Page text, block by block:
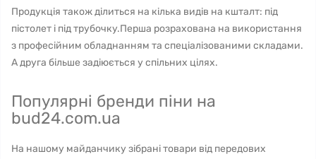
Продукція також ділиться на кілька видів на кшталт: під
пістолет і під трубочку.Перша розрахована на використання
з професійним обладнанням та спеціалізованими складами.
А друга більше задіюється у спільних цілях.
Популярні бренди піни на
bud24.com.ua
На нашому майданчику зібрані товари від передових